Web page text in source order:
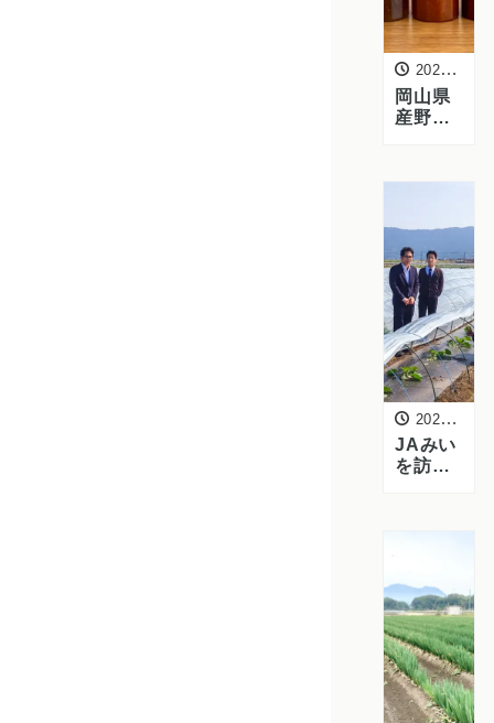
2026年3月27日
岡山県
産野菜
レッシ
作と販
売展開
に向け
た検討
を実施
2026年3月26日
JAみい
を訪問
圃場視
察を実
施